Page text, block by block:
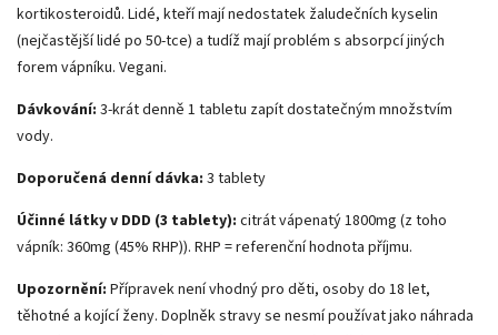
kortikosteroidů. Lidé, kteří mají nedostatek žaludečních kyselin
(nejčastější lidé po 50-tce) a tudíž mají problém s absorpcí jiných
forem vápníku. Vegani.
Dávkování: 3-krát denně 1 tabletu zapít dostatečným množstvím
vody.
Doporučená denní dávka: 3 tablety
Účinné látky v DDD (3 tablety): citrát vápenatý 1800mg (z toho
vápník: 360mg (45% RHP)). RHP = referenční hodnota příjmu.
Upozornění: Přípravek není vhodný pro děti, osoby do 18 let,
těhotné a kojící ženy. Doplněk stravy se nesmí používat jako náhrada